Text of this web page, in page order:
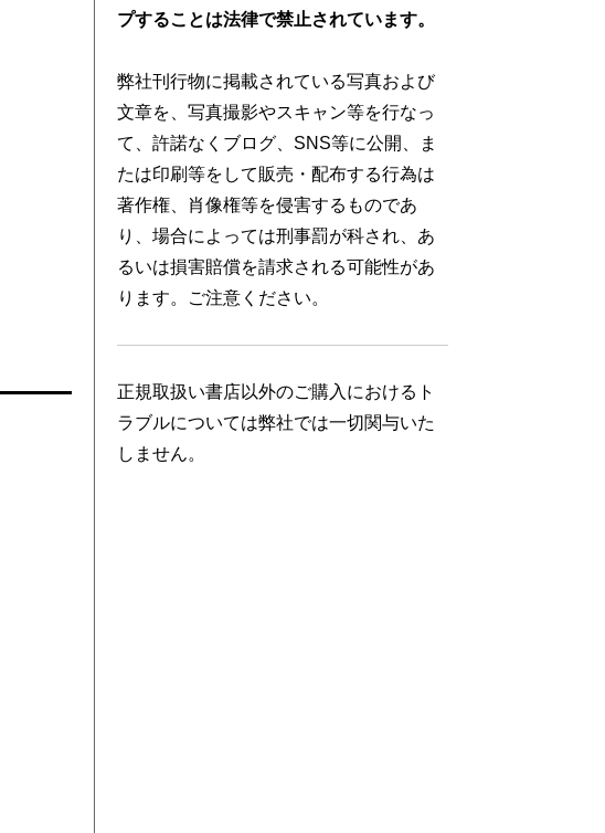
プすることは法律で禁止されています。
弊社刊行物に掲載されている写真および
文章を、写真撮影やスキャン等を行なっ
て、許諾なくブログ、SNS等に公開、ま
たは印刷等をして販売・配布する行為は
著作権、肖像権等を侵害するものであ
り、場合によっては刑事罰が科され、あ
るいは損害賠償を請求される可能性があ
ります。ご注意ください。
正規取扱い書店以外のご購入におけるト
ラブルについては弊社では一切関与いた
しません。